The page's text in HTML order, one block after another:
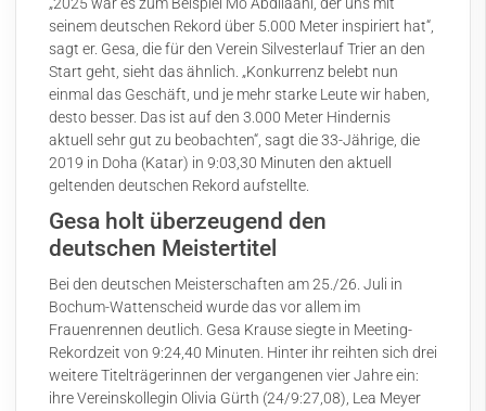
seinem deutschen Rekord über 5.000 Meter inspiriert hat“,
sagt er. Gesa, die für den Verein Silvesterlauf Trier an den
Start geht, sieht das ähnlich. „Konkurrenz belebt nun
einmal das Geschäft, und je mehr starke Leute wir haben,
desto besser. Das ist auf den 3.000 Meter Hindernis
aktuell sehr gut zu beobachten“, sagt die 33-Jährige, die
2019 in Doha (Katar) in 9:03,30 Minuten den aktuell
geltenden deutschen Rekord aufstellte.
Gesa holt überzeugend den
deutschen Meistertitel
Bei den deutschen Meisterschaften am 25./26. Juli in
Bochum-Wattenscheid wurde das vor allem im
Frauenrennen deutlich. Gesa Krause siegte in Meeting-
Rekordzeit von 9:24,40 Minuten. Hinter ihr reihten sich drei
weitere Titelträgerinnen der vergangenen vier Jahre ein:
ihre Vereinskollegin Olivia Gürth (24/9:27,08), Lea Meyer